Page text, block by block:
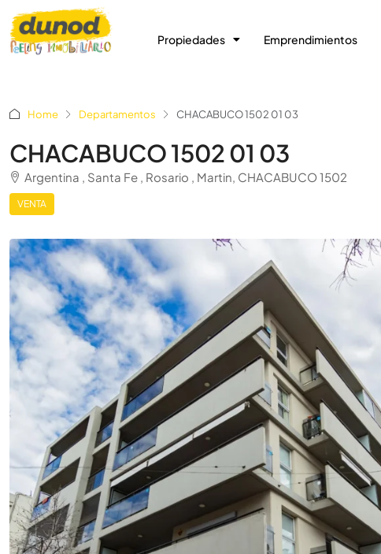
Propiedades Emprendimientos
Home Departamentos CHACABUCO 1502 01 03
CHACABUCO 1502 01 03
Argentina , Santa Fe , Rosario , Martin, CHACABUCO 1502
VENTA